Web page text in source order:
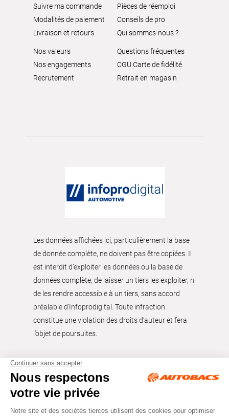
Suivre ma commande
Modalités de paiement
Livraison et retours
Pièces de réemploi
Conseils de pro
Qui sommes-nous ?
Nos valeurs
Nos engagements
Recrutement
Questions fréquentes
CGU Carte de fidélité
Retrait en magasin
Les données affichées ici, particulièrement la base
de donnée complète, ne doivent pas être copiées. Il
est interdit d’exploiter les données ou la base de
données complète, de laisser un tiers les exploiter, ni
de les rendre accessible à un tiers, sans accord
préalable d'Infoprodigital. Toute infraction
constitue une violation des droits d’auteur et fera
l’objet de poursuites.